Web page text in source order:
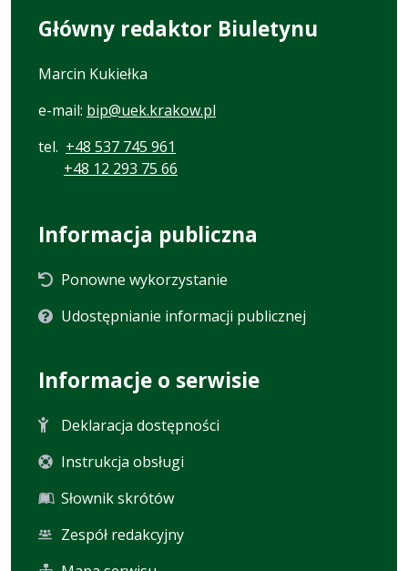
Główny redaktor Biuletynu
Marcin Kukiełka
e-mail: bip@uek.krakow.pl
tel. +48 537 745 961
+48 12 293 75 66
Informacja publiczna
Ponowne wykorzystanie
Udostępnianie informacji publicznej
Informacje o serwisie
Deklaracja dostępności
Instrukcja obsługi
Słownik skrótów
Zespół redakcyjny